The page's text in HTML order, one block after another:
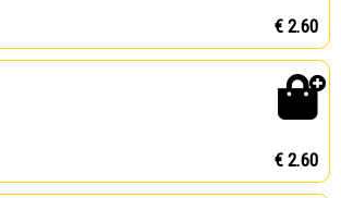
€ 2.60
€ 2.60